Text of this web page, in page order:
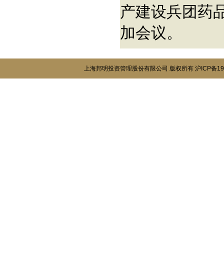
产建设兵团药
加会议。
上海邦明投资管理股份有限公司 版权所有 沪ICP备